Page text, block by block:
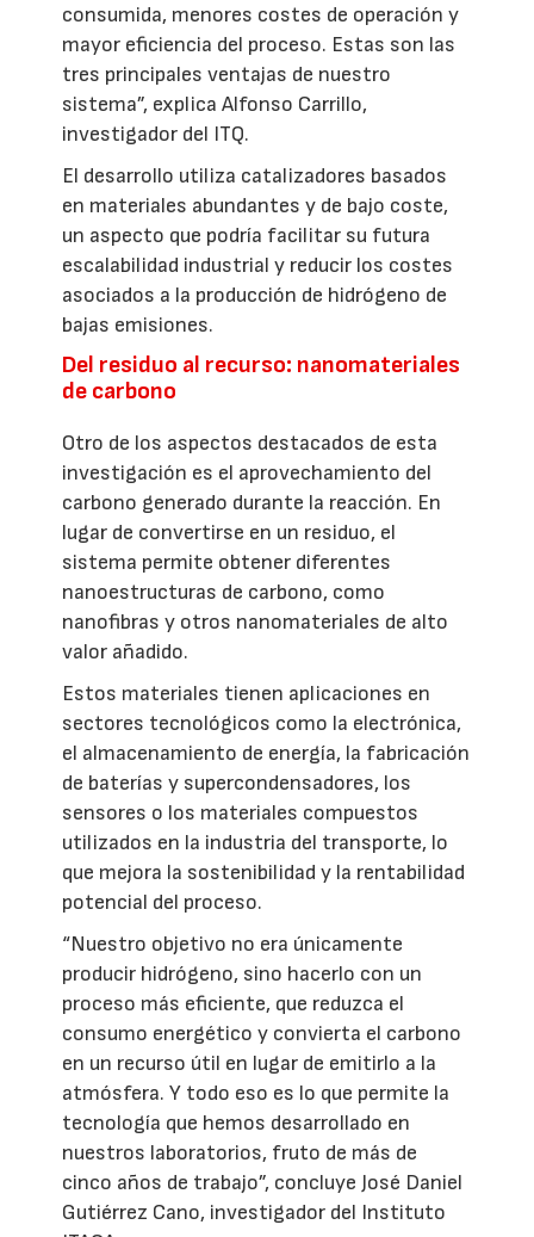
consumida, menores costes de operación y
mayor eficiencia del proceso. Estas son las
tres principales ventajas de nuestro
sistema”, explica Alfonso Carrillo,
investigador del ITQ.
El desarrollo utiliza catalizadores basados
en materiales abundantes y de bajo coste,
un aspecto que podría facilitar su futura
escalabilidad industrial y reducir los costes
asociados a la producción de hidrógeno de
bajas emisiones.
Del residuo al recurso: nanomateriales
de carbono
Otro de los aspectos destacados de esta
investigación es el aprovechamiento del
carbono generado durante la reacción. En
lugar de convertirse en un residuo, el
sistema permite obtener diferentes
nanoestructuras de carbono, como
nanofibras y otros nanomateriales de alto
valor añadido.
Estos materiales tienen aplicaciones en
sectores tecnológicos como la electrónica,
el almacenamiento de energía, la fabricación
de baterías y supercondensadores, los
sensores o los materiales compuestos
utilizados en la industria del transporte, lo
que mejora la sostenibilidad y la rentabilidad
potencial del proceso.
“Nuestro objetivo no era únicamente
producir hidrógeno, sino hacerlo con un
proceso más eficiente, que reduzca el
consumo energético y convierta el carbono
en un recurso útil en lugar de emitirlo a la
atmósfera. Y todo eso es lo que permite la
tecnología que hemos desarrollado en
nuestros laboratorios, fruto de más de
cinco años de trabajo”, concluye José Daniel
Gutiérrez Cano, investigador del Instituto